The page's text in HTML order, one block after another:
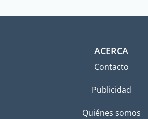
ACERCA
Contacto
Publicidad
Quiénes somos